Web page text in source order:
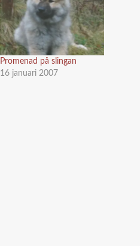
Promenad på slingan
16 januari 2007